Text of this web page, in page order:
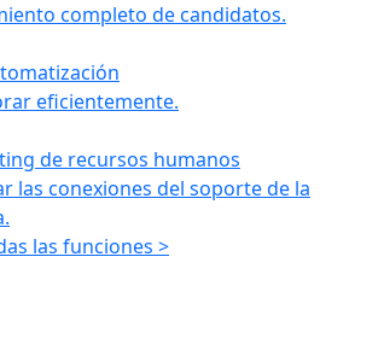
completo de candidatos.
eficientemente.
de recursos humanos
las conexiones del soporte de la
las funciones >